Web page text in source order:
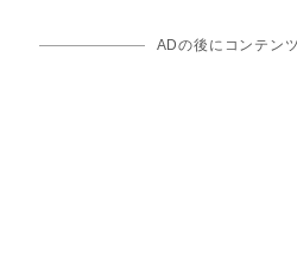
ADの後にコンテン